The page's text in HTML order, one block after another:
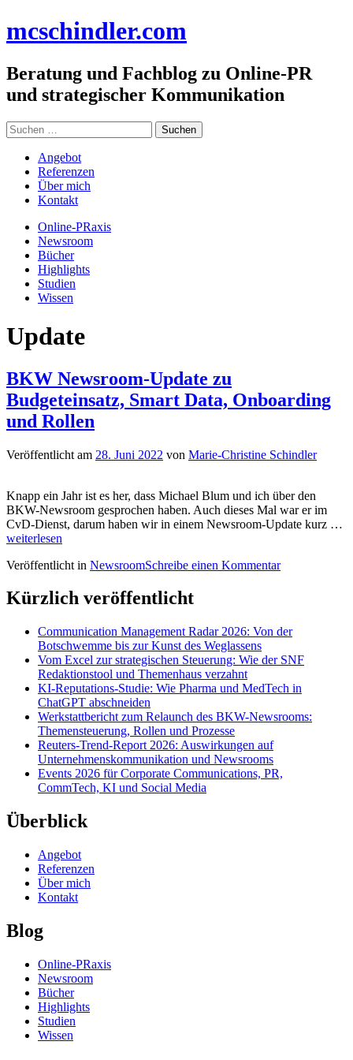
Inhalt
mcschindler.com
Beratung und Fachblog zu Online-PR
und strategischer Kommunikation
Suchen
nach:
Angebot
Referenzen
Über mich
Kontakt
Online-PRaxis
Newsroom
Bücher
Highlights
Studien
Wissen
Update
BKW Newsroom-Update zu
Budgeteinsatz, Smart Data, Onboarding
und Rollen
Veröffentlicht am 28. Juni 2022 von Marie-Christine Schindler
Knapp ein Jahr ist es her, dass Michael Blum und ich über den
BKW-Newsroom gesprochen haben. Auch dieses Mal war er im
CvD-Dienst, darum haben wir in einem Newsroom-Update kurz …
weiterlesen
Veröffentlicht in NewsroomSchreibe einen Kommentar
Kürzlich veröffentlicht
Communication Management Radar 2026: Von der
Botschwemme bis zur Kunst des Weglassens
Vom Excel zur strategischen Steuerung: Wie der SNF
Redaktionstool und Themenhaus verzahnt
KI-Reputations-Studie: Wie Pharma und MedTech in
ChatGPT abschneiden
Werkstattbericht zum Relaunch des BKW-Newsrooms:
Themensteuerung, Rollen und Prozesse
Reuters-Trend-Report 2026: Auswirkungen auf
Unternehmenskommunikation und Newsrooms
Events 2026 für Corporate Communications, PR,
CommTech, KI und Social Media
Überblick
Angebot
Referenzen
Über mich
Kontakt
Blog
Online-PRaxis
Newsroom
Bücher
Highlights
Studien
Wissen